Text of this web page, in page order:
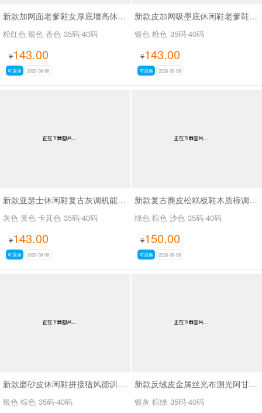
新款加网面老爹鞋女厚底增高休闲运动女鞋SA2679
粉红色 银色 杏色 35码-40码
¥143.00
可退换 2026-08-08
新款皮加网吸墨底休闲鞋老爹鞋SA6078
银色 枪色 35码-40码
¥143.00
可退换 2026-08-08
新款亚瑟士休闲鞋复古灰调机能老爹鞋SA17022-1
灰色 黄色 卡其色 35码-40码
¥143.00
可退换 2026-08-08
新款复古麂皮松糕板鞋木质棕调秋磨砂皮休闲鞋SA2111
绿色 棕色 沙色 35码-40码
¥150.00
可退换 2026-08-08
新款磨砂皮休闲鞋拼接猎风德训鞋SA9291
银色 棕色 35码-40码
新款反绒皮金属丝光布溯光阿甘休闲鞋SA9288
银灰 棕绿 35码-40码